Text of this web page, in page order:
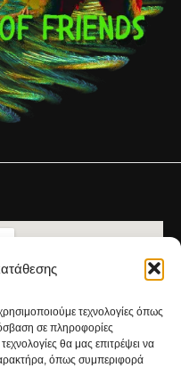
τεχνολογίες όπως
σε πληροφορίες
θα μας επιτρέψει να
όπως συμπεριφορά